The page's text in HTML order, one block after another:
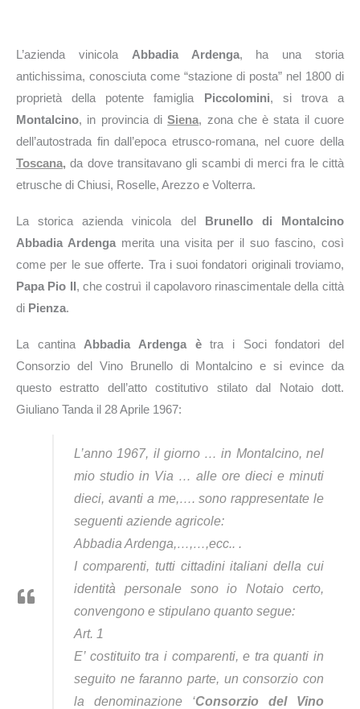
L’azienda vinicola Abbadia Ardenga, ha una storia
antichissima, conosciuta come “stazione di posta” nel 1800 di
proprietà della potente famiglia Piccolomini, si trova a
Montalcino, in provincia diSiena, zona che è stata il cuore
dell’autostrada fin dall’epoca etrusco-romana, nel cuore della
Toscana, da dove transitavano gli scambi di merci fra le città
etrusche di Chiusi, Roselle, Arezzo e Volterra.
La storica azienda vinicola del Brunello di Montalcino
Abbadia Ardengamerita una visita per il suo fascino, così
come per le sue offerte. Tra i suoi fondatori originali troviamo,
Papa Pio II, che costruì il capolavoro rinascimentale della città
di Pienza.
La cantina Abbadia Ardenga ètra i Soci fondatori del
Consorzio del Vino Brunello di Montalcino e si evince da
questo estratto dell’atto costitutivo stilato dal Notaio dott.
Giuliano Tanda il 28 Aprile 1967:
L’anno 1967, il giorno … in Montalcino, nel
mio studio in Via … alle ore dieci e minuti
dieci, avanti a me,…. sono rappresentate le
seguenti aziende agricole:
Abbadia Ardenga,…,…,ecc.. .
I comparenti, tutti cittadini italiani della cui
identità personale sono io Notaio certo,
convengono e stipulano quanto segue:
Art. 1
E’ costituito tra i comparenti, e tra quanti in
seguito ne faranno parte, un consorzio con
la denominazione ‘Consorzio del Vino